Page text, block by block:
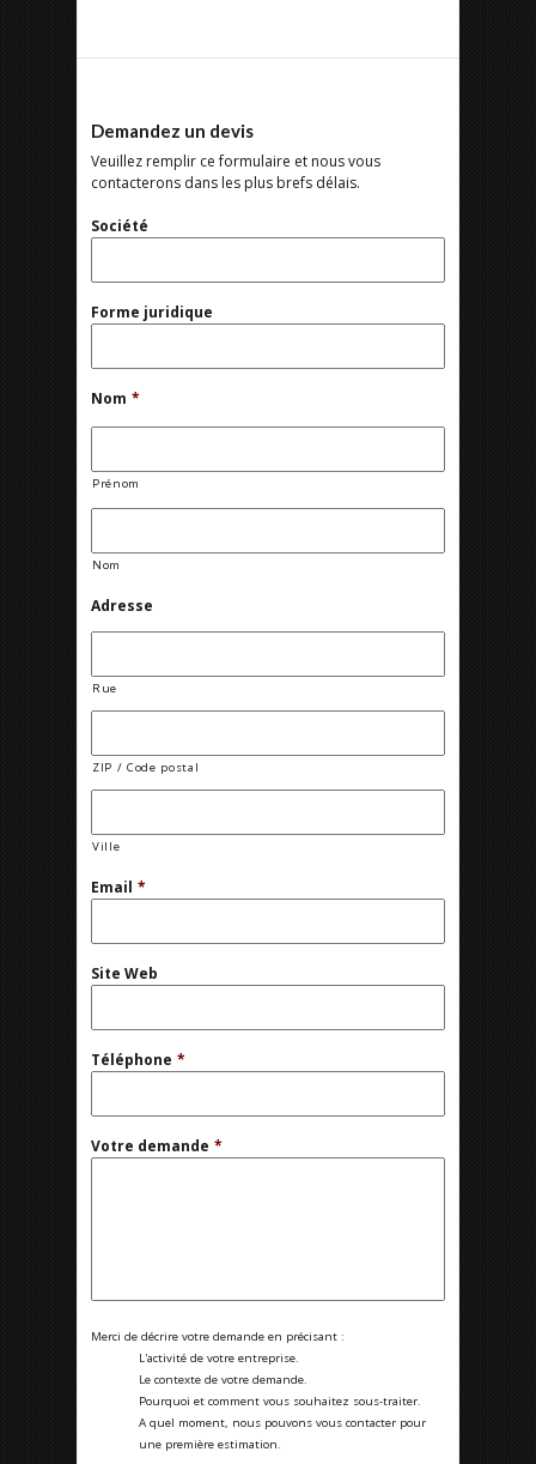
Demandez un devis
Veuillez remplir ce formulaire et nous vous
contacterons dans les plus brefs délais.
Société
Forme juridique
Nom *
Prénom
Nom
Adresse
Rue
ZIP / Code postal
Ville
Email *
Site Web
Téléphone *
Votre demande *
Merci de décrire votre demande en précisant :
L'activité de votre entreprise.
Le contexte de votre demande.
Pourquoi et comment vous souhaitez sous-traiter.
A quel moment, nous pouvons vous contacter pour
une première estimation.